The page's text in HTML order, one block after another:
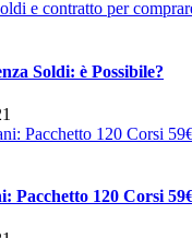
Soldi: è Possibile?
Pacchetto 120 Corsi